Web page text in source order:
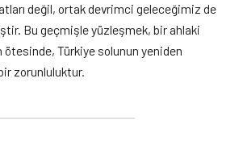
değil, ortak devrimci geleceğimiz de
Bu geçmişle yüzleşmek, bir ahlaki
ötesinde, Türkiye solunun yeniden
zorunluluktur.